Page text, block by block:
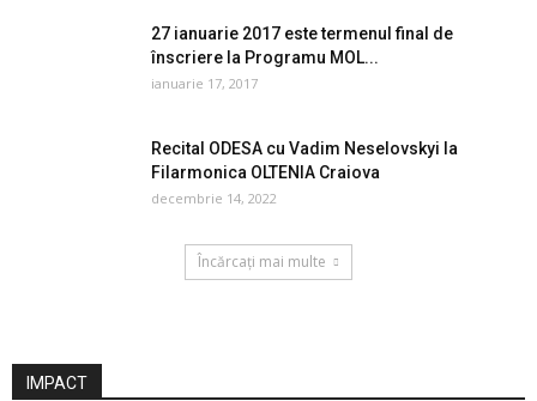
27 ianuarie 2017 este termenul final de
înscriere la Programu MOL...
ianuarie 17, 2017
Recital ODESA cu Vadim Neselovskyi la
Filarmonica OLTENIA Craiova
decembrie 14, 2022
Încărcați mai multe
IMPACT